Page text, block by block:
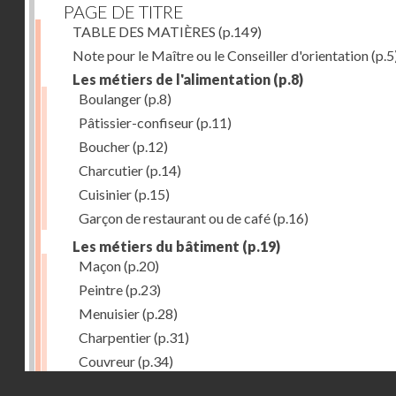
PAGE DE TITRE
TABLE DES MATIÈRES (p.149)
Note pour le Maître ou le Conseiller d'orientation
Les métiers de l'alimentation (p.8)
Boulanger(p.8)
Pâtissier-confiseur(p.11)
Boucher(p.12)
Charcutier(p.14)
Cuisinier(p.15)
Garçon de restaurant ou de café(p.16)
Les métiers du bâtiment (p.19)
Maçon(p.20)
Peintre(p.23)
Menuisier(p.28)
Charpentier(p.31)
Couvreur(p.34)